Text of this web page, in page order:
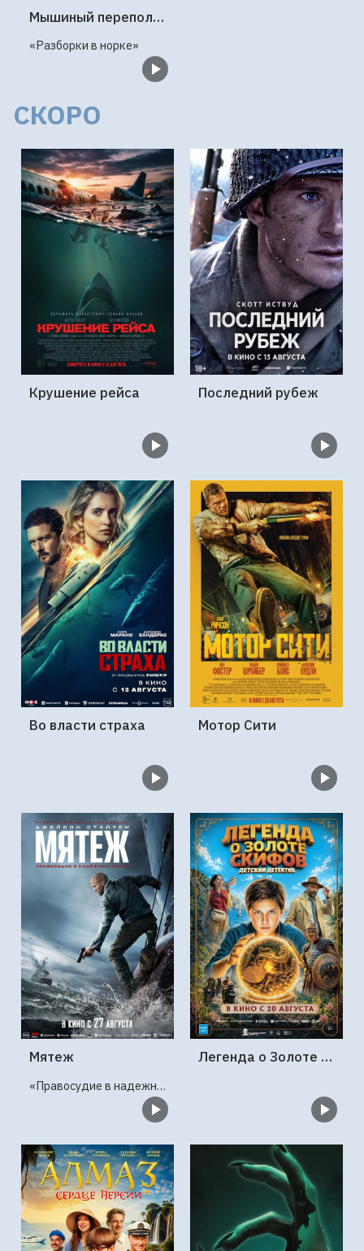
Мышиный переполох
«Разборки в норке»
СКОРО
Крушение рейса Последний рубеж
Во власти страха Мотор Сити
Мятеж
«Правосудие в надежных руках»
Легенда о Золоте Скифов